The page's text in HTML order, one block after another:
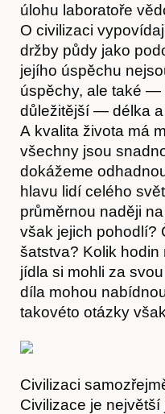
úlohu laboratoře
O civilizaci
držby půdy jako
jejího úspěchu
úspěchy, ale také —
důležitější — délka
A kvalita života má
všechny jsou
dokážeme
hlavu lidí celého
průměrnou naději
však jejich pohodlí?
šatstva? Kolik hodin
jídla si mohli za
díla mohou
takovéto otázky
Civilizaci
Civilizace je